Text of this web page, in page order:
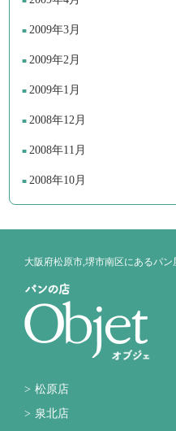
2009年3月
2009年2月
2009年1月
2008年12月
2008年11月
2008年10月
大阪府松原市,堺市南区にあるパ
松原店
泉北店